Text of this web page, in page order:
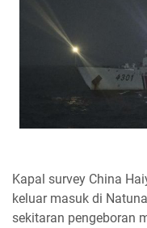
Kapal survey China
keluar masuk di
sekitaran pengeboran